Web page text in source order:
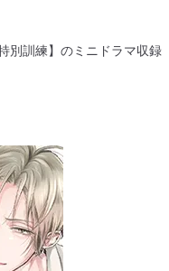
別訓練】のミニドラマ収録